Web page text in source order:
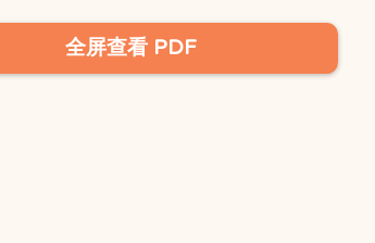
全屏查看 PDF